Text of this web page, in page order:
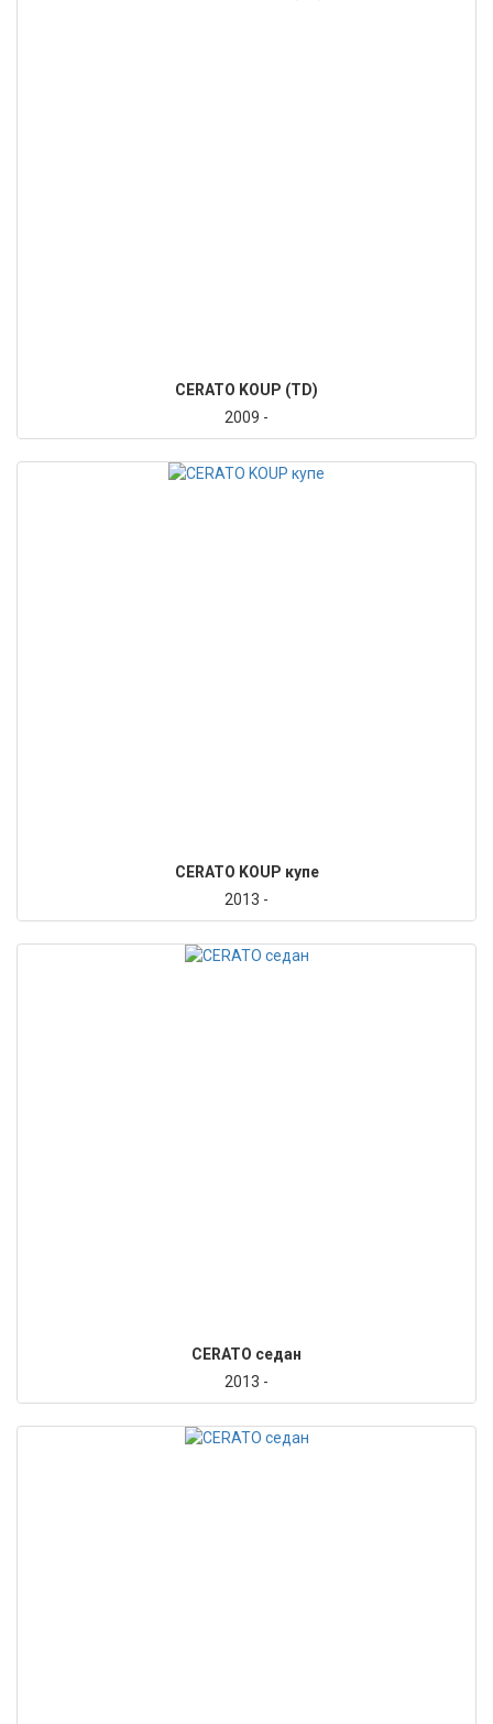
CERATO KOUP (TD)
2009 -
CERATO KOUP купе
2013 -
CERATO седан
2013 -